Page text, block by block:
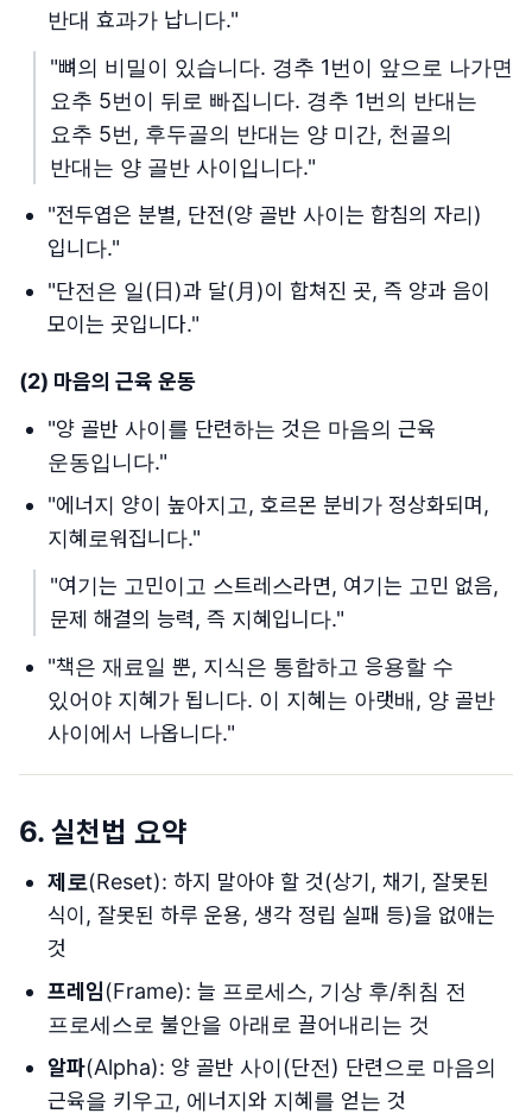
반대 효과가 납니다."
"뼈의 비밀이 있습니다. 경추 1번이 앞으로 나가면
요추 5번이 뒤로 빠집니다. 경추 1번의 반대는
요추 5번, 후두골의 반대는 양 미간, 천골의
반대는 양 골반 사이입니다."
"전두엽은 분별, 단전(양 골반 사이는 합침의 자리)
입니다."
"단전은 일(日)과 달(月)이 합쳐진 곳, 즉 양과 음이
모이는 곳입니다."
(2) 마음의 근육 운동
"양 골반 사이를 단련하는 것은 마음의 근육
운동입니다."
"에너지 양이 높아지고, 호르몬 분비가 정상화되며,
지혜로워집니다."
"여기는 고민이고 스트레스라면, 여기는 고민 없음,
문제 해결의 능력, 즉 지혜입니다."
"책은 재료일 뿐, 지식은 통합하고 응용할 수
있어야 지혜가 됩니다. 이 지혜는 아랫배, 양 골반
사이에서 나옵니다."
6. 실천법 요약
제로(Reset): 하지 말아야 할 것(상기, 채기, 잘못된
식이, 잘못된 하루 운용, 생각 정립 실패 등)을 없애는
것
프레임(Frame): 늘 프로세스, 기상 후/취침 전
프로세스로 불안을 아래로 끌어내리는 것
알파(Alpha): 양 골반 사이(단전) 단련으로 마음의
근육을 키우고, 에너지와 지혜를 얻는 것